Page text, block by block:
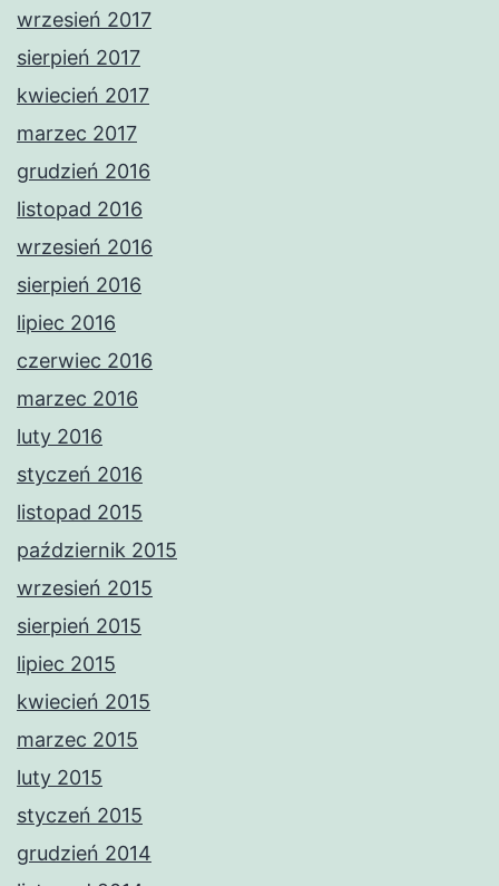
wrzesień 2017
sierpień 2017
kwiecień 2017
marzec 2017
grudzień 2016
listopad 2016
wrzesień 2016
sierpień 2016
lipiec 2016
czerwiec 2016
marzec 2016
luty 2016
styczeń 2016
listopad 2015
październik 2015
wrzesień 2015
sierpień 2015
lipiec 2015
kwiecień 2015
marzec 2015
luty 2015
styczeń 2015
grudzień 2014